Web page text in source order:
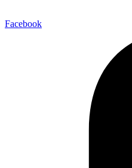
Facebook